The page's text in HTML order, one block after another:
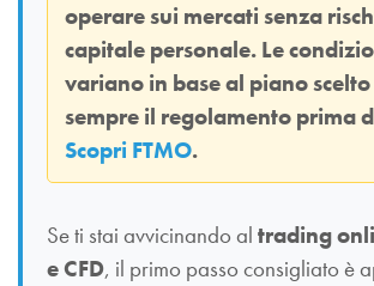
operare sui mercati senza
capitale personale. Le
variano in base al piano
sempre il regolamento prima
Scopri FTMO.
Se ti stai avvicinando al trading
e CFD, il primo passo consigliato è